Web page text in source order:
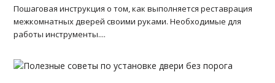
Пошаговая инструкция о том, как выполняется реставрация
межкомнатных дверей своими руками. Необходимые для
работы инструменты....